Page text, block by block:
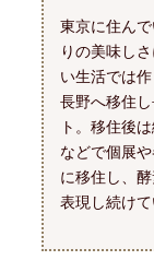
東京に住ん
りの美味し
い生活では
長野へ移住
ト。移住後
などで個展
に移住し、
表現し続けて